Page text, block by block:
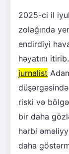
2025-ci il
zolağında
endirdiyi
həyatını
jurnalist
riski və
bir daha
hərbi
daha